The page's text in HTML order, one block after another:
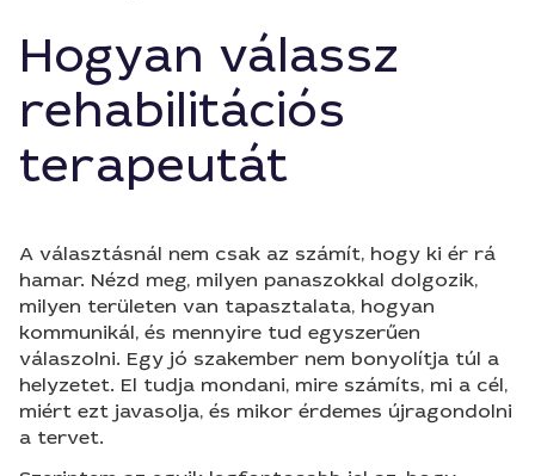
Hogyan válassz
rehabilitációs
terapeutát
A választásnál nem csak az számít, hogy ki ér rá
hamar. Nézd meg, milyen panaszokkal dolgozik,
milyen területen van tapasztalata, hogyan
kommunikál, és mennyire tud egyszerűen
válaszolni. Egy jó szakember nem bonyolítja túl a
helyzetet. El tudja mondani, mire számíts, mi a cél,
miért ezt javasolja, és mikor érdemes újragondolni
a tervet.